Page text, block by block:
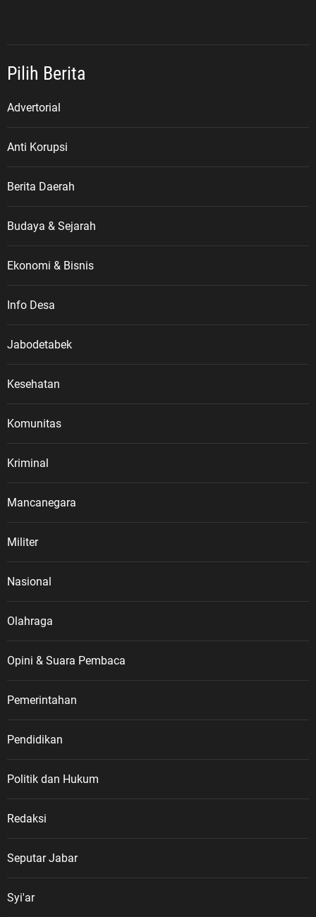
Pilih Berita
Advertorial
Anti Korupsi
Berita Daerah
Budaya & Sejarah
Ekonomi & Bisnis
Info Desa
Jabodetabek
Kesehatan
Komunitas
Kriminal
Mancanegara
Militer
Nasional
Olahraga
Opini & Suara Pembaca
Pemerintahan
Pendidikan
Politik dan Hukum
Redaksi
Seputar Jabar
Syi'ar